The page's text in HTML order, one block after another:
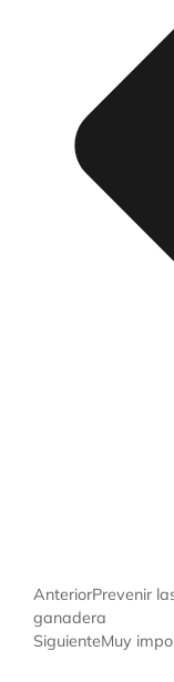
AnteriorPrevenir
ganadera
SiguienteMuy